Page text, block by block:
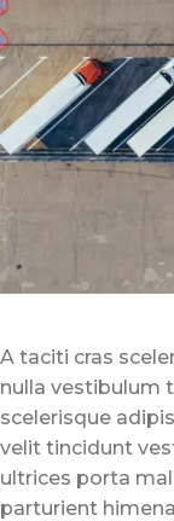
A taciti cras
nulla vestibulum
scelerisque
velit tincidunt
ultrices porta
parturient